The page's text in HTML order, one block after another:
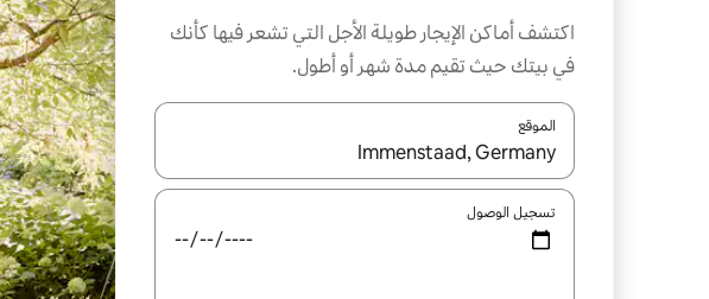
اكتشف أماكن الإيجار طويلة الأجل التي تشعر فيها كأنك
في بيتك حيث تقيم مدة شهر أو أطول.
الموقع
عند توفر النتائج، انتقل باستخدام السهمين لأعلى ولأسفل أو استكشف عن طريق
تسجيل الوصول